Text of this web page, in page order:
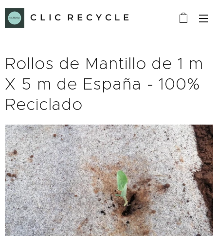
C L I C R E C Y C L E
Rollos de Mantillo de 1 m
X 5 m de España - 100%
Reciclado